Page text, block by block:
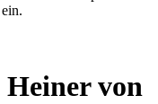
Heiner von